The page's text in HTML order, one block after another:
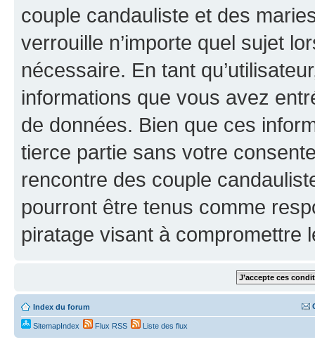
couple candauliste et des
verrouille n’importe quel sujet
nécessaire. En tant
informations que vous avez
de données. Bien que ces
tierce partie sans votre
rencontre des couple
pourront être tenus comme
piratage visant à compromettre
Index du forum
SitemapIndex Flux RSS Liste des flux